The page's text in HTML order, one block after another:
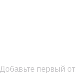
Добавьте первый